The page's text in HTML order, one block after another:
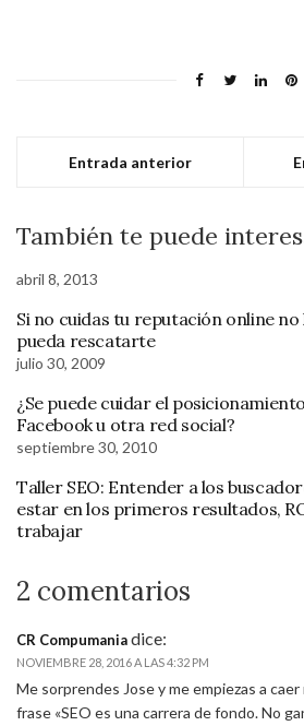
Entrada anterior
También te puede
abril 8, 2013
Si no cuidas tu reputación online no
pueda rescatarte
julio 30, 2009
¿Se puede cuidar el
Facebook u otra red social?
septiembre 30, 2010
Taller SEO: Entender a los
estar en los primeros resultados,
trabajar
2 comentarios
CR Compumaniadice:
NOVIEMBRE 28, 2016 A LAS 4:32 PM
Me sorprendes Jose y me empiezas a
frase «SEO es una carrera de fondo. No